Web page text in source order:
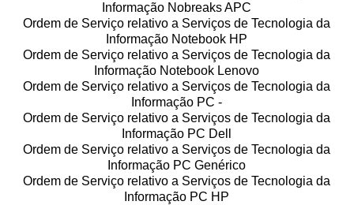
Informação Nobreaks APC
Ordem de Serviço relativo a Serviços de Tecnologia da
Informação Notebook HP
Ordem de Serviço relativo a Serviços de Tecnologia da
Informação Notebook Lenovo
Ordem de Serviço relativo a Serviços de Tecnologia da
Informação PC -
Ordem de Serviço relativo a Serviços de Tecnologia da
Informação PC Dell
Ordem de Serviço relativo a Serviços de Tecnologia da
Informação PC Genérico
Ordem de Serviço relativo a Serviços de Tecnologia da
Informação PC HP